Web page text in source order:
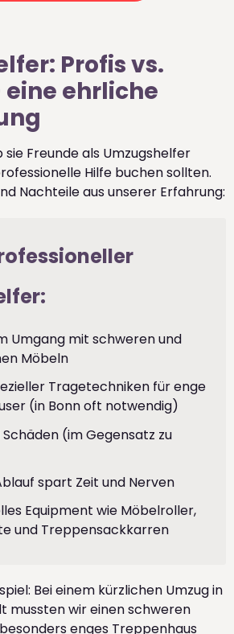
Profis vs.
eine ehrliche
Freunde als Umzugshelfer
Hilfe buchen sollten.
Nachteile aus unserer Erfahrung:
Umgang mit schweren und
Möbeln
Tragetechniken für enge
(in Bonn oft notwendig)
(im Gegensatz zu
spart Zeit und Nerven
Equipment wie Möbelroller,
und Treppensackkarren
Bei einem kürzlichen Umzug in
mussten wir einen schweren
enges Treppenhaus